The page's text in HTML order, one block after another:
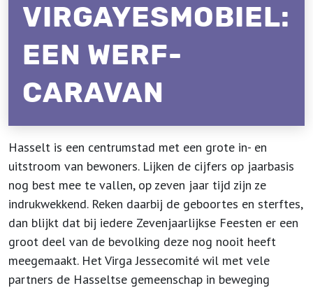
VIRGAYESMOBIEL:
EEN WERF-
CARAVAN
Hasselt is een centrumstad met een grote in- en
uitstroom van bewoners. Lijken de cijfers op jaarbasis
nog best mee te vallen, op zeven jaar tijd zijn ze
indrukwekkend. Reken daarbij de geboortes en sterftes,
dan blijkt dat bij iedere Zevenjaarlijkse Feesten er een
groot deel van de bevolking deze nog nooit heeft
meegemaakt. Het Virga Jessecomité wil met vele
partners de Hasseltse gemeenschap in beweging